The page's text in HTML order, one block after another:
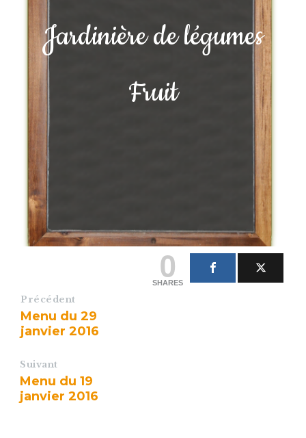
Jardinière de légumes
Fruit
0
SHARES
Précédent
Menu du 29
janvier 2016
Suivant
Menu du 19
janvier 2016